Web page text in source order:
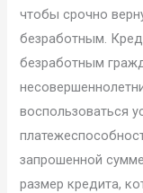
чтобы срочно
безработным.
безработным
воспользоваться
запрошенной
размер кредита,